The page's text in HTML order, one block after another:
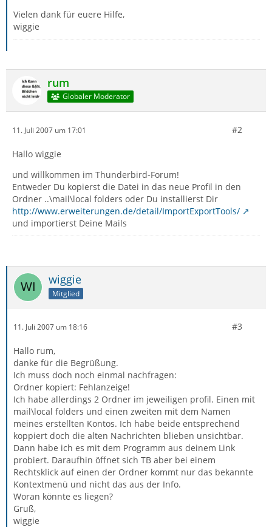
Vielen dank für euere Hilfe,
wiggie
rum
Globaler Moderator
11. Juli 2007 um 17:01 #2
Hallo wiggie
und willkommen im Thunderbird-Forum!
Entweder Du kopierst die Datei in das neue Profil in den
Ordner ..\mail\local folders oder Du installierst Dir
http://www.erweiterungen.de/detail/ImportExportTools/
und importierst Deine Mails
wiggie
Mitglied
11. Juli 2007 um 18:16 #3
Hallo rum,
danke für die Begrüßung.
Ich muss doch noch einmal nachfragen:
Ordner kopiert: Fehlanzeige!
Ich habe allerdings 2 Ordner im jeweiligen profil. Einen mit
mail\local folders und einen zweiten mit dem Namen
meines erstellten Kontos. Ich habe beide entsprechend
koppiert doch die alten Nachrichten blieben unsichtbar.
Dann habe ich es mit dem Programm aus deinem Link
probiert. Daraufhin öffnet sich TB aber bei einem
Rechtsklick auf einen der Ordner kommt nur das bekannte
Kontextmenü und nicht das aus der Info.
Woran könnte es liegen?
Gruß,
wiggie